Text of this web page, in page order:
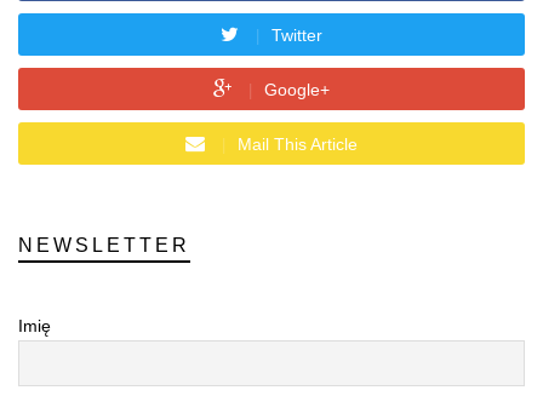
Twitter
Google+
Mail This Article
NEWSLETTER
Imię